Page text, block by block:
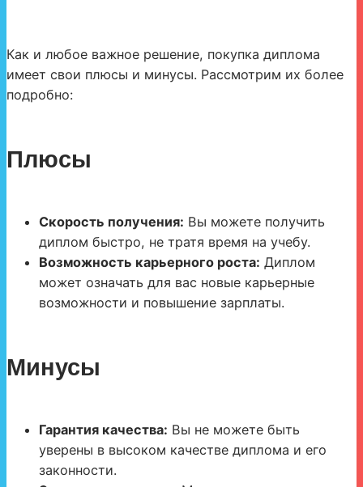
Как и любое важное решение, покупка диплома
имеет свои плюсы и минусы. Рассмотрим их более
подробно:
Плюсы
Скорость получения: Вы можете получить
диплом быстро, не тратя время на учебу.
Возможность карьерного роста: Диплом
может означать для вас новые карьерные
возможности и повышение зарплаты.
Минусы
Гарантия качества: Вы не можете быть
уверены в высоком качестве диплома и его
законности.